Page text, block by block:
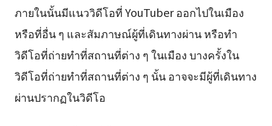
ภายในนั้นมีแนววิดีโอที่ YouTuber ออกไปในเมือง
หรือที่อื่น ๆ และสัมภาษณ์ผู้ที่เดินทางผ่าน หรือทำ
วิดีโอที่ถ่ายทำที่สถานที่ต่าง ๆ ในเมือง บางครั้งใน
วิดีโอที่ถ่ายทำที่สถานที่ต่าง ๆ นั้น อาจจะมีผู้ที่เดินทาง
ผ่านปรากฏในวิดีโอ